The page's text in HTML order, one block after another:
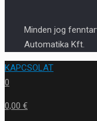
Minden jog
Automatika Kft.
KAPCSOLAT
0
0,00 €